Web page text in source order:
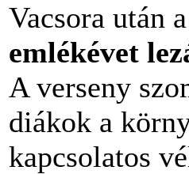
Vacsora után
emlékévet
A verseny
diákok a
kapcsolatos